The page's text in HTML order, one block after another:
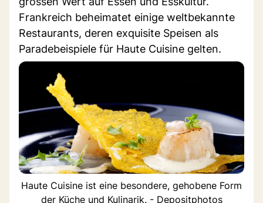
Frankreich beheimatet einige weltbekannte
Restaurants, deren exquisite Speisen als
Paradebeispiele für Haute Cuisine gelten.
Haute Cuisine ist eine besondere, gehobene Form
der Küche und Kulinarik. - Depositphotos